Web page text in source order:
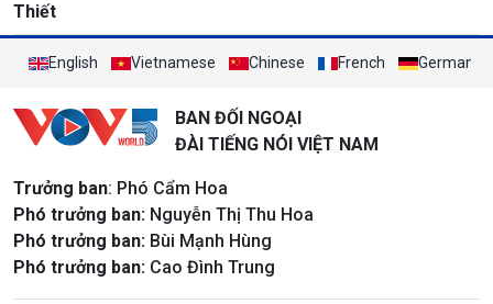
Thiết
English Vietnamese Chinese French German
BAN ĐỐI NGOẠI
ĐÀI TIẾNG NÓI VIỆT NAM
Trưởng ban: Phó Cẩm Hoa
Phó trưởng ban: Nguyễn Thị Thu Hoa
Phó trưởng ban: Bùi Mạnh Hùng
Phó trưởng ban: Cao Đình Trung